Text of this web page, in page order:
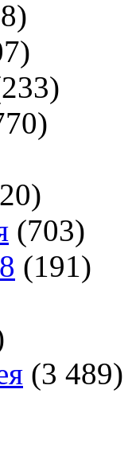
(703)
(191)
(3 489)